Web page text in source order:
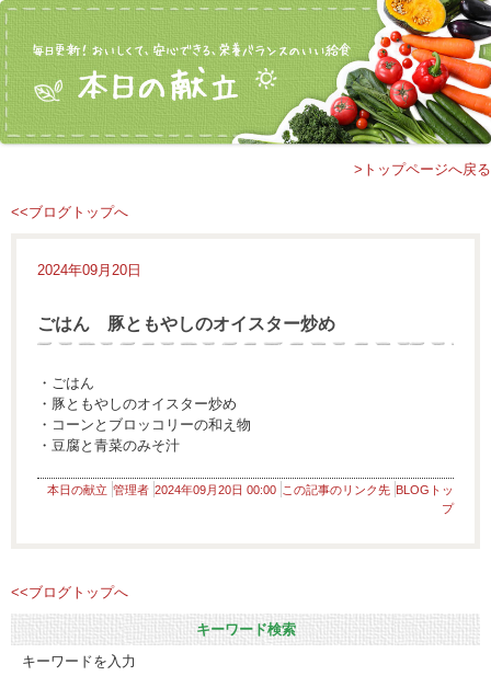
>トップページへ戻る
<<ブログトップへ
2024年09月20日
ごはん 豚ともやしのオイスター炒め
・ごはん
・豚ともやしのオイスター炒め
・コーンとブロッコリーの和え物
・豆腐と青菜のみそ汁
本日の献立 管理者 2024年09月20日 00:00 この記事のリンク先 BLOGトッ
プ
<<ブログトップへ
キーワード検索
キーワードを入力